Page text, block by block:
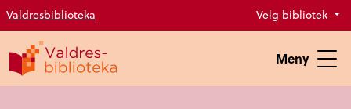
Valdresbiblioteka Velg bibliotek
Meny